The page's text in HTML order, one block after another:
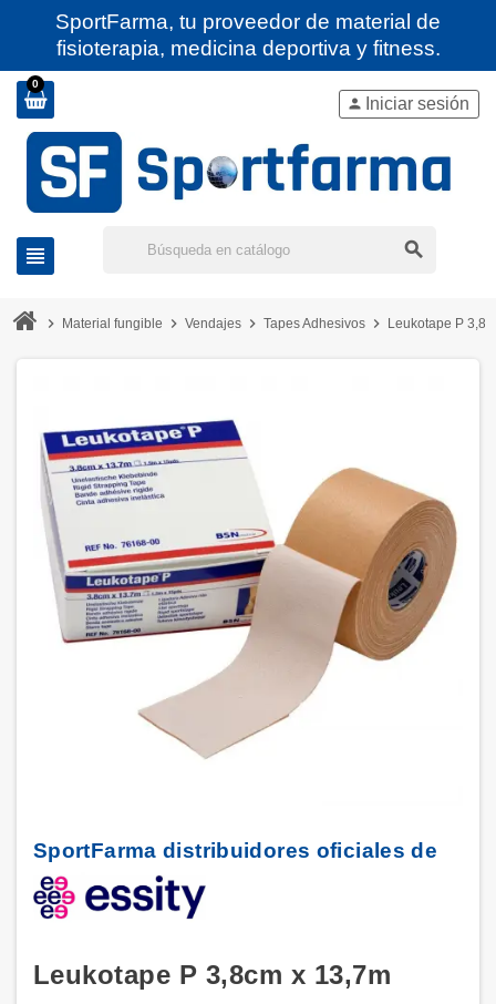
SportFarma, tu proveedor de material de
fisioterapia, medicina deportiva y fitness.
0
view_headline search
person Iniciar sesión
chevron_right Material fungible chevron_right Vendajes chevron_right Tapes Adhesivos chevron_right Leukotape P
SportFarma distribuidores oficiales de
Leukotape P 3,8cm x 13,7m